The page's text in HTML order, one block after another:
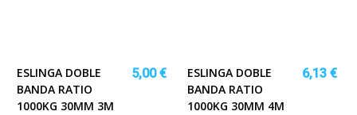
ESLINGA DOBLE
BANDA RATIO
1000KG 30MM 3M
5,00 €
ESLINGA DOBLE
BANDA RATIO
1000KG 30MM 4M
6,13 €